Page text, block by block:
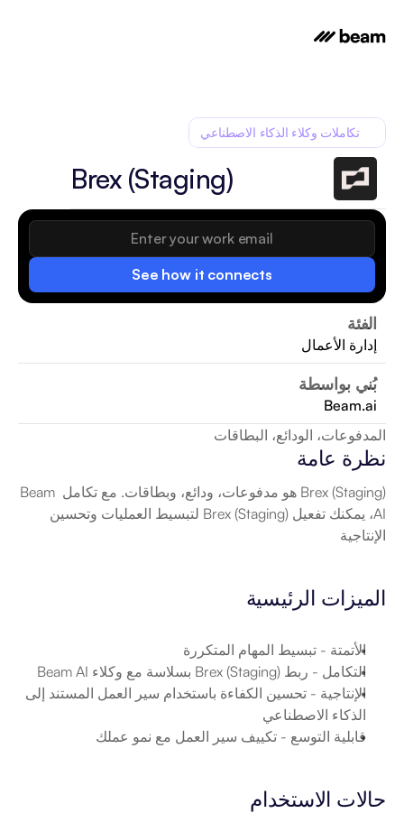
See how it connects
الفئة
إدارة الأعمال
بُني بواسطة
Beam.ai
تكاملات وكلاء الذكاء الاصطناعي
Brex (Staging)
المدفوعات، الودائع، البطاقات
نظرة عامة
Brex (Staging) هو مدفوعات، ودائع، وبطاقات. مع تكامل Beam
الإنتاجية
الميزات الرئيسية
الأتمتة - تبسيط المهام المتكررة
التكامل - ربط Brex (Staging) بسلاسة مع وكلاء Beam AI
الإنتاجية
الذكاء الاصطناعي
قابلية التوسع - تكييف سير العمل مع نمو عملك
حالات الاستخدام